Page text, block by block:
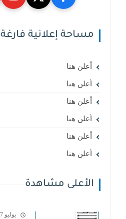
مساحة إعلانية فارغة
أعلن هنا
أعلن هنا
أعلن هنا
أعلن هنا
أعلن هنا
أعلن هنا
الأعلى مشاهدة
يوليو 17, 2024